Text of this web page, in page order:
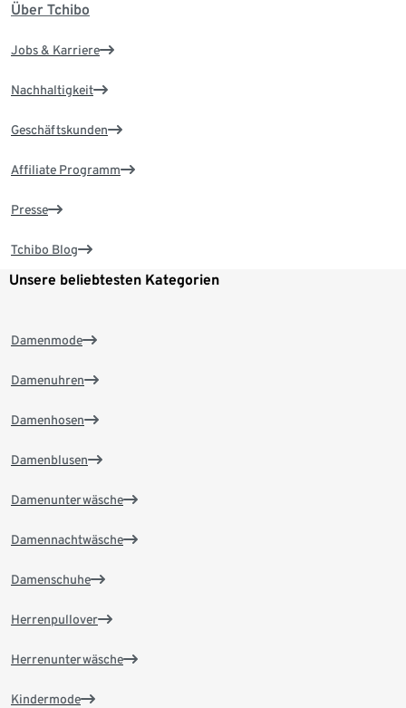
Über Tchibo
Jobs & Karriere
Nachhaltigkeit
Geschäftskunden
Affiliate Programm
Presse
Tchibo Blog
Unsere beliebtesten Kategorien
Damenmode
Damenuhren
Damenhosen
Damenblusen
Damenunterwäsche
Damennachtwäsche
Damenschuhe
Herrenpullover
Herrenunterwäsche
Kindermode